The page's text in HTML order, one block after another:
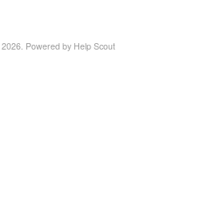
2026. Powered by Help Scout